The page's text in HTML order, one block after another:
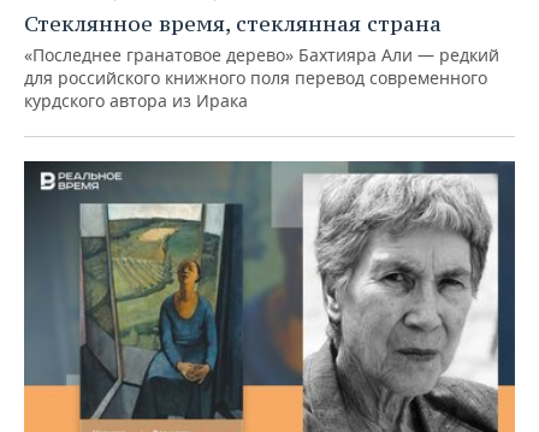
Стеклянное время, стеклянная страна
«Последнее гранатовое дерево» Бахтияра Али — редкий
для российского книжного поля перевод современного
курдского автора из Ирака